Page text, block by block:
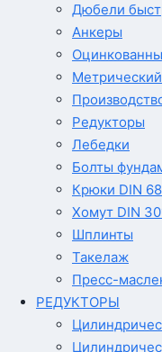
Дюбели
Анкеры
Редукторы
Лебедки
Болты
Крюки DIN
Хомут DIN
Шплинты
Такелаж
Пресс-
РЕДУКТОРЫ